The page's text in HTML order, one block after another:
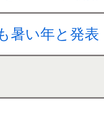
暑い年と発表